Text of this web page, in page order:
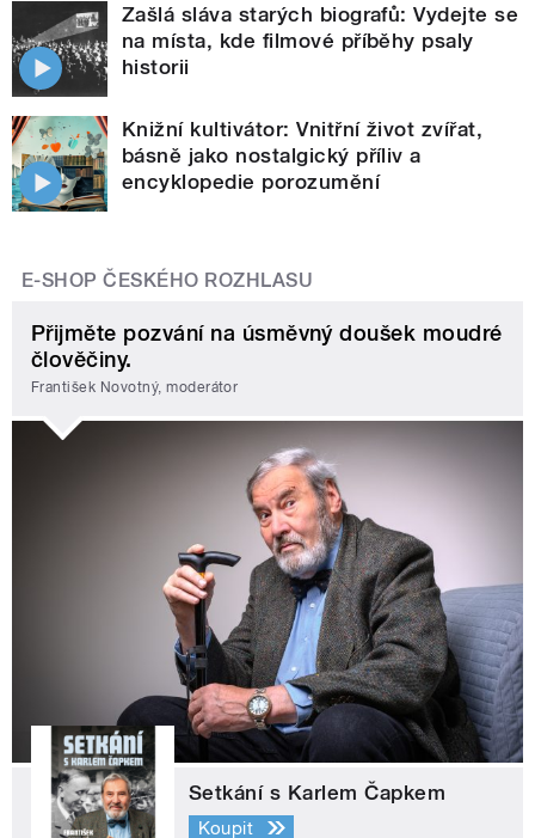
Zašlá sláva starých biografů: Vydejte se
na místa, kde filmové příběhy psaly
historii
Knižní kultivátor: Vnitřní život zvířat,
básně jako nostalgický příliv a
encyklopedie porozumění
E-SHOP ČESKÉHO ROZHLASU
Přijměte pozvání na úsměvný doušek moudré
člověčiny.
František Novotný, moderátor
Setkání s Karlem Čapkem
Koupit